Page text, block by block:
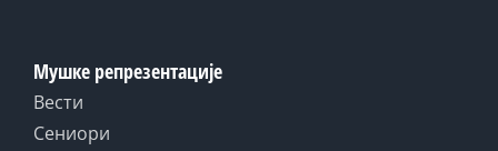
Мушке репрезентације
Вести
Сениори